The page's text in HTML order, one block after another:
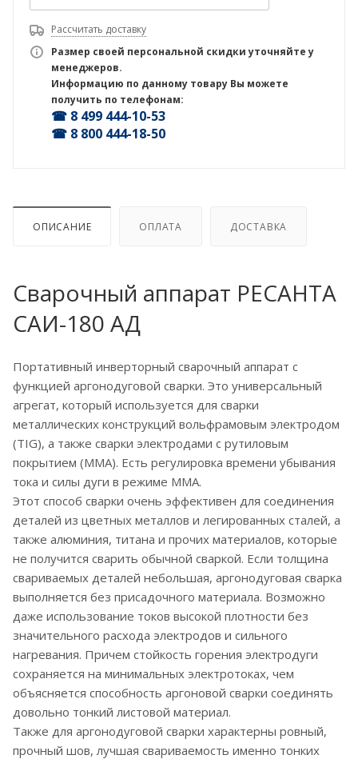
Рассчитать доставку
Размер своей персональной скидки уточняйте у
менеджеров.
Информацию по данному товару Вы можете
получить по телефонам:
☎ 8 499 444-10-53
☎ 8 800 444-18-50
ОПИСАНИЕ ОПЛАТА ДОСТАВКА
Сварочный аппарат РЕСАНТА
САИ-180 АД
Портативный инверторный сварочный аппарат с
функцией аргонодуговой сварки. Это универсальный
агрегат, который используется для сварки
металлических конструкций вольфрамовым электродом
(TIG), а также сварки электродами с рутиловым
покрытием (MMA). Есть регулировка времени убывания
тока и силы дуги в режиме ММА.
Этот способ сварки очень эффективен для соединения
деталей из цветных металлов и легированных сталей, а
также алюминия, титана и прочих материалов, которые
не получится сварить обычной сваркой. Если толщина
свариваемых деталей небольшая, аргонодуговая сварка
выполняется без присадочного материала. Возможно
даже использование токов высокой плотности без
значительного расхода электродов и сильного
нагревания. Причем стойкость горения электродуги
сохраняется на минимальных электротоках, чем
объясняется способность аргоновой сварки соединять
довольно тонкий листовой материал.
Также для аргонодуговой сварки характерны ровный,
прочный шов, лучшая свариваемость именно тонких